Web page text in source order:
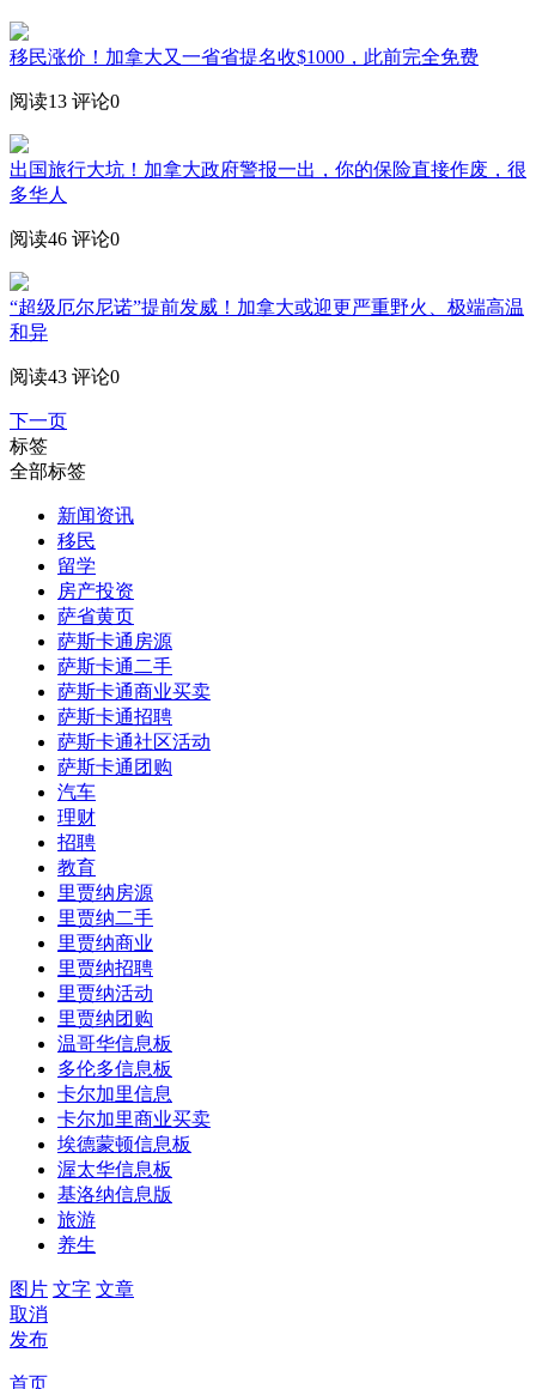
移民涨价！加拿大又一省省提名收$1000，此前完全免费
阅读13 评论0
出国旅行大坑！加拿大政府警报一出，你的保险直接作废，很
多华人
阅读46 评论0
“超级厄尔尼诺”提前发威！加拿大或迎更严重野火、极端高温
和异
阅读43 评论0
下一页
标签
全部标签
新闻资讯
移民
留学
房产投资
萨省黄页
萨斯卡通房源
萨斯卡通二手
萨斯卡通商业买卖
萨斯卡通招聘
萨斯卡通社区活动
萨斯卡通团购
汽车
理财
招聘
教育
里贾纳房源
里贾纳二手
里贾纳商业
里贾纳招聘
里贾纳活动
里贾纳团购
温哥华信息板
多伦多信息板
卡尔加里信息
卡尔加里商业买卖
埃德蒙顿信息板
渥太华信息板
基洛纳信息版
旅游
养生
图片 文字 文章
取消
发布
首页